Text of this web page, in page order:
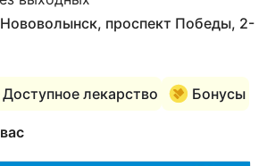
проспект Победы, 2-
Доступное лекарство Бонусы